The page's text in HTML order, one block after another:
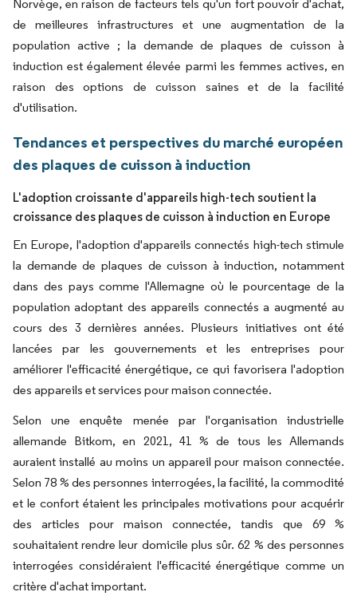
Norvège, en raison de facteurs tels qu'un fort pouvoir d'achat,
de meilleures infrastructures et une augmentation de la
population active ; la demande de plaques de cuisson à
induction est également élevée parmi les femmes actives, en
raison des options de cuisson saines et de la facilité
d'utilisation.
Tendances et perspectives du marché européen
des plaques de cuisson à induction
L'adoption croissante d'appareils high-tech soutient la
croissance des plaques de cuisson à induction en Europe
En Europe, l'adoption d'appareils connectés high-tech stimule
la demande de plaques de cuisson à induction, notamment
dans des pays comme l'Allemagne où le pourcentage de la
population adoptant des appareils connectés a augmenté au
cours des 3 dernières années. Plusieurs initiatives ont été
lancées par les gouvernements et les entreprises pour
améliorer l'efficacité énergétique, ce qui favorisera l'adoption
des appareils et services pour maison connectée.
Selon une enquête menée par l'organisation industrielle
allemande Bitkom, en 2021, 41 % de tous les Allemands
auraient installé au moins un appareil pour maison connectée.
Selon 78 % des personnes interrogées, la facilité, la commodité
et le confort étaient les principales motivations pour acquérir
des articles pour maison connectée, tandis que 69 %
souhaitaient rendre leur domicile plus sûr. 62 % des personnes
interrogées considéraient l'efficacité énergétique comme un
critère d'achat important.